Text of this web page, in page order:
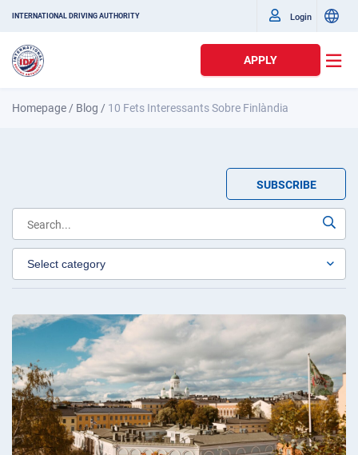
INTERNATIONAL DRIVING AUTHORITY Login
APPLY
Homepage / Blog / 10 Fets Interessants Sobre Finlàndia
SUBSCRIBE